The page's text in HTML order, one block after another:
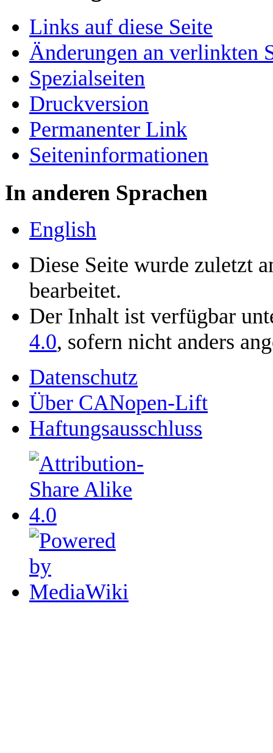
Links auf diese Seite
Änderungen an verlinkten
Spezialseiten
Druckversion
Permanenter Link
Seiten­­informationen
In anderen Sprachen
English
Diese Seite wurde zuletzt
bearbeitet.
Der Inhalt ist verfügbar
4.0, sofern nicht anders
Datenschutz
Über CANopen-Lift
Haftungsausschluss